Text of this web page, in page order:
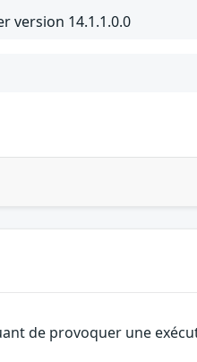
version 14.1.1.0.0
de provoquer une